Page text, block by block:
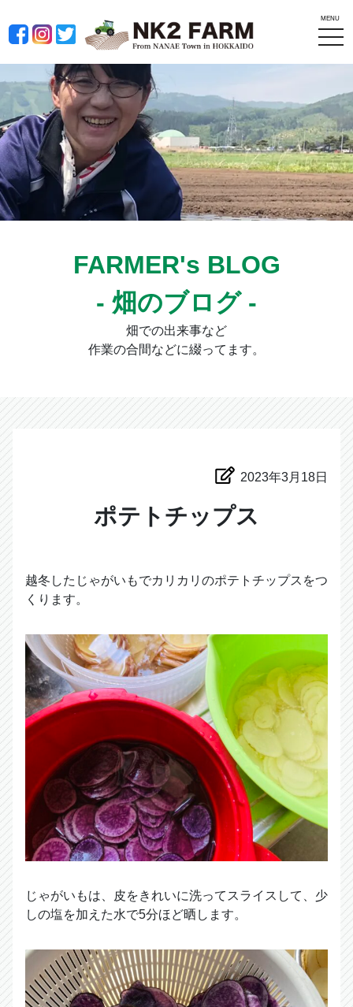
MENU
FARMER's BLOG
- 畑のブログ -
畑での出来事など
作業の合間などに綴ってます。
2023年3月18日
ポテトチップス
越冬したじゃがいもでカリカリのポテトチップスをつ
くります。
じゃがいもは、皮をきれいに洗ってスライスして、少
しの塩を加えた水で5分ほど晒します。